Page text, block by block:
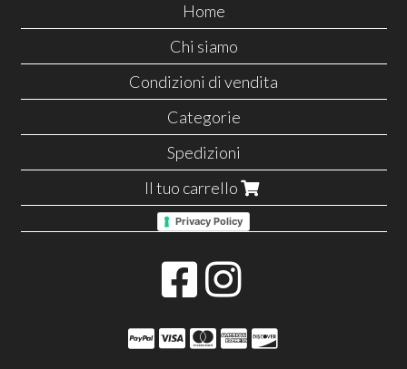
Home
Chi siamo
Condizioni di vendita
Categorie
Spedizioni
Il tuo carrello
Privacy Policy